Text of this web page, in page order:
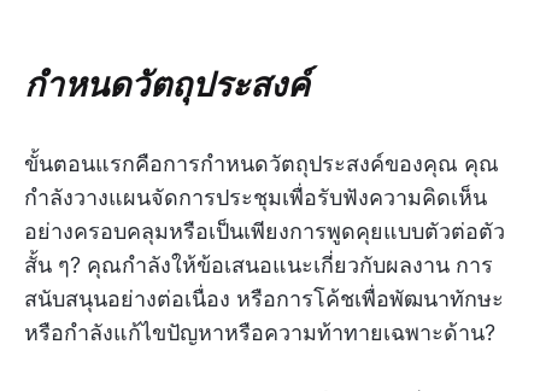
กำหนดวัตถุประสงค์
ขั้นตอนแรกคือการกำหนดวัตถุประสงค์ของคุณ คุณ
กำลังวางแผนจัดการประชุมเพื่อรับฟังความคิดเห็น
อย่างครอบคลุมหรือเป็นเพียงการพูดคุยแบบตัวต่อตัว
สั้น ๆ? คุณกำลังให้ข้อเสนอแนะเกี่ยวกับผลงาน การ
สนับสนุนอย่างต่อเนื่อง หรือการโค้ชเพื่อพัฒนาทักษะ
หรือกำลังแก้ไขปัญหาหรือความท้าทายเฉพาะด้าน?